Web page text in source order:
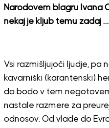
Narodovem blagru Ivana
nekaj je kljub temu zadaj
Vsi razmišljujoči ljudje, pa
kavarniški (karantenski)
da bodo v tem
nastale razmere za
odnosov. Od vlade do